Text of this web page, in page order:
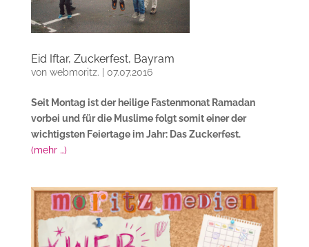
Eid Iftar, Zuckerfest, Bayram
von webmoritz. 07.07.2016
Seit Montag ist der heilige Fastenmonat Ramadan
vorbei und für die Muslime folgt somit einer der
wichtigsten Feiertage im Jahr: Das Zuckerfest.
(mehr …)